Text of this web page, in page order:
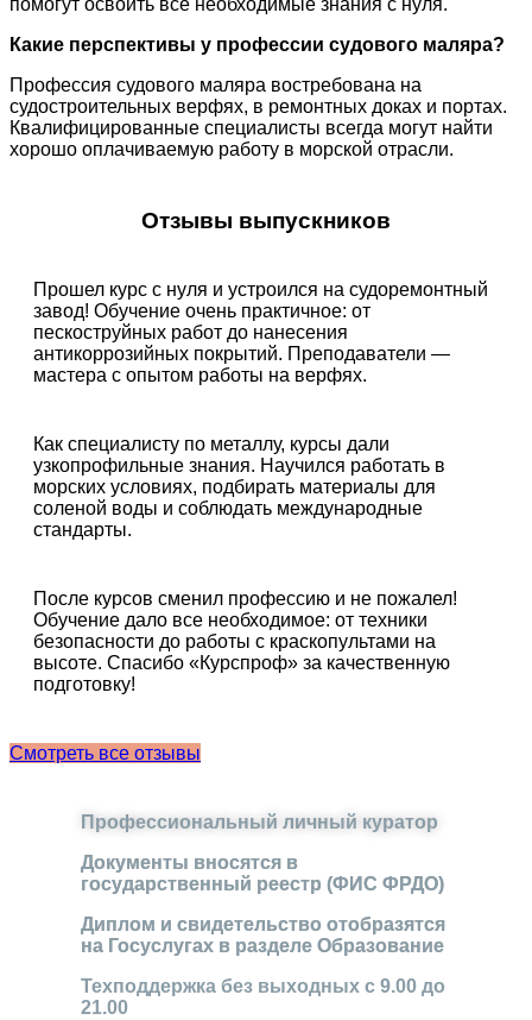
Какие перспективы у профессии судового маляра?
Профессия судового маляра востребована на
судостроительных верфях, в ремонтных доках и портах.
Квалифицированные специалисты всегда могут найти
хорошо оплачиваемую работу в морской отрасли.
Отзывы выпускников
Прошел курс с нуля и устроился на судоремонтный
завод! Обучение очень практичное: от
пескоструйных работ до нанесения
антикоррозийных покрытий. Преподаватели —
мастера с опытом работы на верфях.
Как специалисту по металлу, курсы дали
узкопрофильные знания. Научился работать в
морских условиях, подбирать материалы для
соленой воды и соблюдать международные
стандарты.
После курсов сменил профессию и не пожалел!
Обучение дало все необходимое: от техники
безопасности до работы с краскопультами на
высоте. Cпасибо «Курспроф» за качественную
подготовку!
Смотреть все отзывы
Профессиональный личный куратор
Документы вносятся в
государственный реестр (ФИС ФРДО)
Диплом и свидетельство отобразятся
на Госуслугах в разделе Образование
Техподдержка без выходных с 9.00 до
21.00